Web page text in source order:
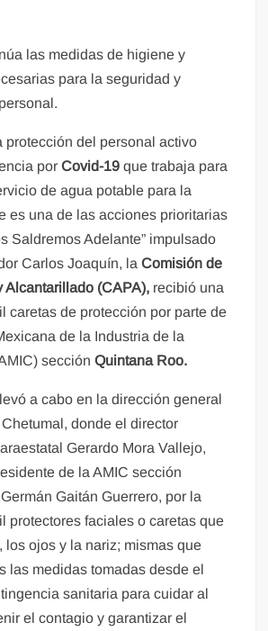
las medidas de higiene y
para la seguridad y
protección del personal activo
porCovid-19que trabaja para
de agua potable para la
es una de las acciones prioritarias
Saldremos Adelante” impulsado
Carlos Joaquín, laComisión de
Alcantarillado (CAPA), recibió una
caretas de protección por parte de
de la Industria de la
secciónQuintana Roo.
a cabo en la dirección general
donde el director
Gerardo Mora Vallejo,
de la AMIC sección
Gaitán Guerrero, por la
protectores faciales o caretas que
los ojos y la nariz; mismas que
las medidas tomadas desde el
sanitaria para cuidar al
el contagio y garantizar el